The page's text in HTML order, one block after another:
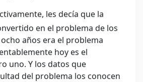
les decía que la
en el problema de los
años era el problema
hoy es el
uno. Y los datos que
del problema los conocen